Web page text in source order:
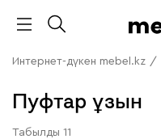
Интернет-дүкен mebel.kz /
Пуфтар ұзын
Табылды 11